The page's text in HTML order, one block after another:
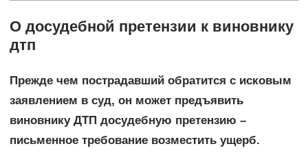
О досудебной претензии к виновнику
дтп
Прежде чем пострадавший обратится с исковым
заявлением в суд, он может предъявить
виновнику ДТП досудебную претензию –
письменное требование возместить ущерб.